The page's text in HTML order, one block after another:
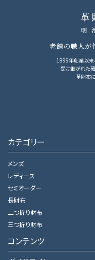
老舗の職人が
1899年創業以来
受け継がれた
革財布
カテゴリー
メンズ
レディース
セミオーダー
長財布
二つ折り財布
三つ折り財布
コンテンツ